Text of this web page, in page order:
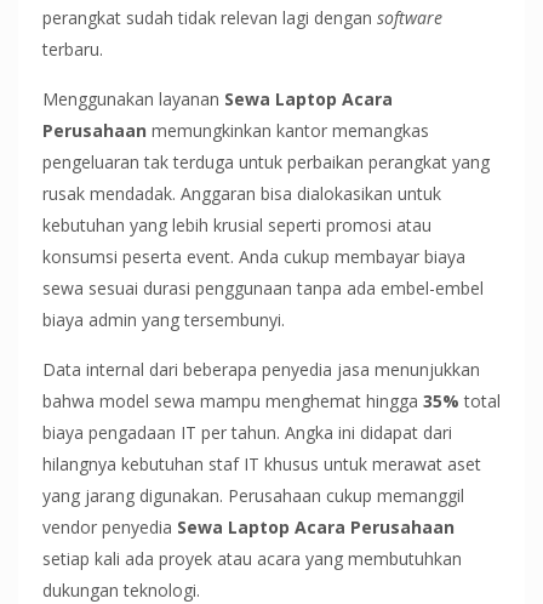
perangkat sudah tidak relevan lagi dengan software
terbaru.
Menggunakan layanan Sewa Laptop Acara
Perusahaan memungkinkan kantor memangkas
pengeluaran tak terduga untuk perbaikan perangkat yang
rusak mendadak. Anggaran bisa dialokasikan untuk
kebutuhan yang lebih krusial seperti promosi atau
konsumsi peserta event. Anda cukup membayar biaya
sewa sesuai durasi penggunaan tanpa ada embel-embel
biaya admin yang tersembunyi.
Data internal dari beberapa penyedia jasa menunjukkan
bahwa model sewa mampu menghemat hingga 35% total
biaya pengadaan IT per tahun. Angka ini didapat dari
hilangnya kebutuhan staf IT khusus untuk merawat aset
yang jarang digunakan. Perusahaan cukup memanggil
vendor penyedia Sewa Laptop Acara Perusahaan
setiap kali ada proyek atau acara yang membutuhkan
dukungan teknologi.